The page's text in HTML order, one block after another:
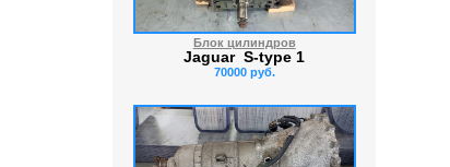
Блок цилиндров
Jaguar S-type 1
70000 руб.